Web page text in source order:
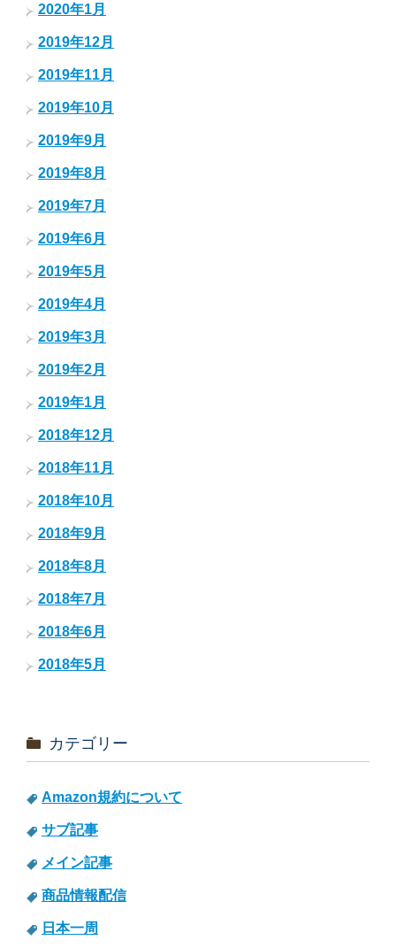
2020年1月
2019年12月
2019年11月
2019年10月
2019年9月
2019年8月
2019年7月
2019年6月
2019年5月
2019年4月
2019年3月
2019年2月
2019年1月
2018年12月
2018年11月
2018年10月
2018年9月
2018年8月
2018年7月
2018年6月
2018年5月
カテゴリー
Amazon規約について
サブ記事
メイン記事
商品情報配信
日本一周